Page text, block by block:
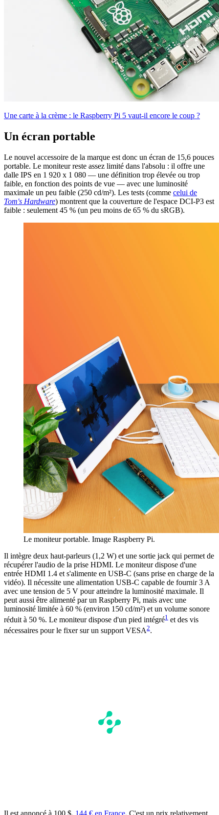
Une carte à la crème : le Raspberry Pi 5 vaut-il encore le coup ?
Un écran portable
Le nouvel accessoire de la marque est donc un écran de 15,6 pouces
portable. Le moniteur reste assez limité dans l'absolu : il offre une
dalle IPS en 1 920 x 1 080 — une définition trop élevée ou trop
faible, en fonction des points de vue — avec une luminosité
maximale un peu faible (250 cd/m²). Les tests (comme celui de
Tom's Hardware) montrent que la couverture de l'espace DCI-P3 est
faible : seulement 45 % (un peu moins de 65 % du sRGB).
Le moniteur portable. Image Raspberry Pi.
Il intègre deux haut-parleurs (1,2 W) et une sortie jack qui permet de
récupérer l'audio de la prise HDMI. Le moniteur dispose d'une
entrée HDMI 1.4 et s'alimente en USB-C (sans prise en charge de la
vidéo). Il nécessite une alimentation USB-C capable de fournir 3 A
avec une tension de 5 V pour atteindre la luminosité maximale. Il
peut aussi être alimenté par un Raspberry Pi, mais avec une
luminosité limitée à 60 % (environ 150 cd/m²) et un volume sonore
réduit à 50 %. Le moniteur dispose d'un pied intégré1 et des vis
nécessaires pour le fixer sur un support VESA2.